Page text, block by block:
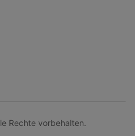
Rechte vorbehalten.